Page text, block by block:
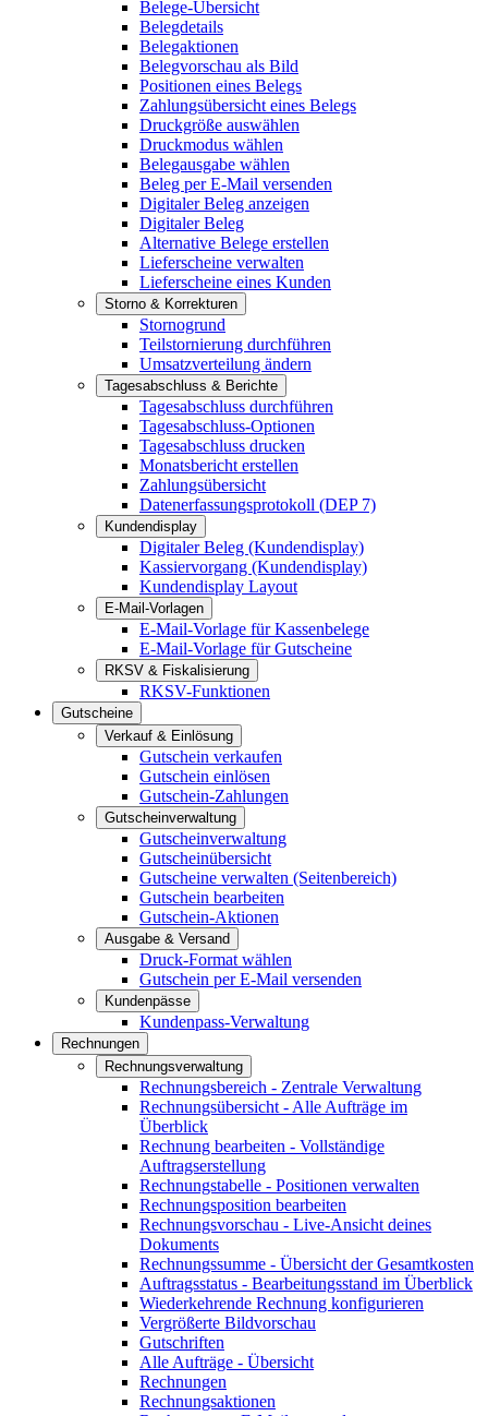
Belege-Übersicht
Belegdetails
Belegaktionen
Belegvorschau als Bild
Positionen eines Belegs
Zahlungsübersicht eines Belegs
Druckgröße auswählen
Druckmodus wählen
Belegausgabe wählen
Beleg per E-Mail versenden
Digitaler Beleg anzeigen
Digitaler Beleg
Alternative Belege erstellen
Lieferscheine verwalten
Lieferscheine eines Kunden
Storno & Korrekturen
Stornogrund
Teilstornierung durchführen
Umsatzverteilung ändern
Tagesabschluss & Berichte
Tagesabschluss durchführen
Tagesabschluss-Optionen
Tagesabschluss drucken
Monatsbericht erstellen
Zahlungsübersicht
Datenerfassungsprotokoll (DEP 7)
Kundendisplay
Digitaler Beleg (Kundendisplay)
Kassiervorgang (Kundendisplay)
Kundendisplay Layout
E-Mail-Vorlagen
E-Mail-Vorlage für Kassenbelege
E-Mail-Vorlage für Gutscheine
RKSV & Fiskalisierung
RKSV-Funktionen
Gutscheine
Verkauf & Einlösung
Gutschein verkaufen
Gutschein einlösen
Gutschein-Zahlungen
Gutscheinverwaltung
Gutscheinverwaltung
Gutscheinübersicht
Gutscheine verwalten (Seitenbereich)
Gutschein bearbeiten
Gutschein-Aktionen
Ausgabe & Versand
Druck-Format wählen
Gutschein per E-Mail versenden
Kundenpässe
Kundenpass-Verwaltung
Rechnungen
Rechnungsverwaltung
Rechnungsbereich - Zentrale Verwaltung
Rechnungsübersicht - Alle Aufträge im
Überblick
Rechnung bearbeiten - Vollständige
Auftragserstellung
Rechnungstabelle - Positionen verwalten
Rechnungsposition bearbeiten
Rechnungsvorschau - Live-Ansicht deines
Dokuments
Rechnungssumme - Übersicht der Gesamtkosten
Auftragsstatus - Bearbeitungsstand im Überblick
Wiederkehrende Rechnung konfigurieren
Vergrößerte Bildvorschau
Gutschriften
Alle Aufträge - Übersicht
Rechnungen
Rechnungsaktionen